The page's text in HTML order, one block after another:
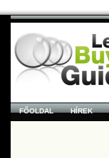
FŐOLDAL HÍREK